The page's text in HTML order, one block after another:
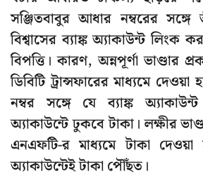
সঞ্জিতবাবুর আধার নম্বরের সঙ্গে
বিশ্বাসের ব্যাঙ্ক অ্যাকাউন্ট লিংক
বিপত্তি। কারণ, অন্নপূর্ণা ভাণ্ডার
ডিবিটি ট্রান্সফারের মাধ্যমে
নম্বর সঙ্গে যে ব্যাঙ্ক
অ্যাকাউন্টে ঢুকবে টাকা। লক্ষীর
এনএফটি-র মাধ্যমে টাকা
অ্যাকাউন্টেই টাকা পৌঁছত।